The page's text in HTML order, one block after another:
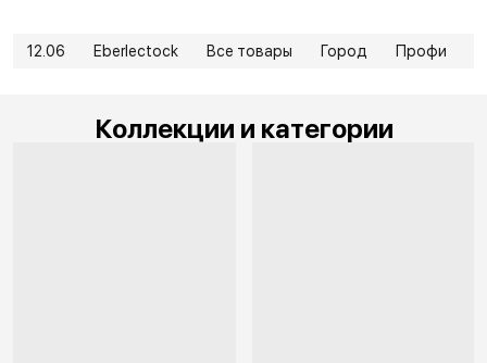
12.06 Eberlectock Все товары Город Профи
Коллекции и категории